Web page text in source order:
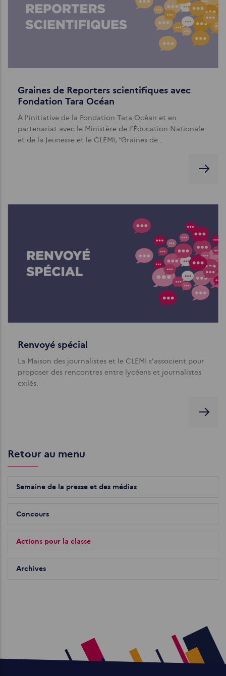
Graines de Reporters scientifiques avec
Fondation Tara Océan
À l’initiative de la Fondation Tara Océan et en
partenariat avec le Ministère de l’Éducation Nationale
et de la Jeunesse et le CLEMI, “Graines de…
Renvoyé spécial
La Maison des journalistes et le CLEMI s'associent pour
proposer des rencontres entre lycéens et journalistes
exilés.
Retour au menu
Semaine de la presse et des médias
Concours
Actions pour la classe
Archives